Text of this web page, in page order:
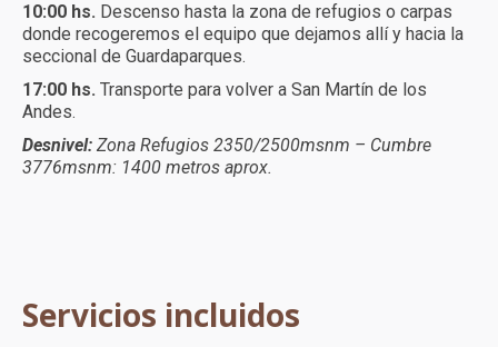
10:00 hs. Descenso hasta la zona de refugios o carpas
donde recogeremos el equipo que dejamos allí y hacia la
seccional de Guardaparques.
17:00 hs. Transporte para volver a San Martín de los
Andes.
Desnivel: Zona Refugios 2350/2500msnm – Cumbre
3776msnm: 1400 metros aprox.
Servicios incluidos